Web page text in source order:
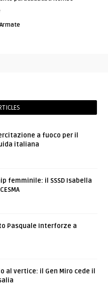
a fuoco per il
italiana
femminile: il SSSD Isabella
Pasquale Interforze a
al vertice: il Gen Miro cede il